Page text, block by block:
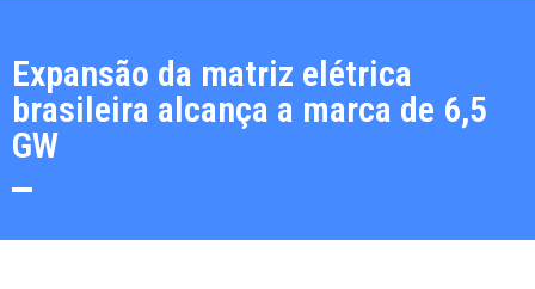
Expansão da matriz elétrica
brasileira alcança a marca de 6,5
GW